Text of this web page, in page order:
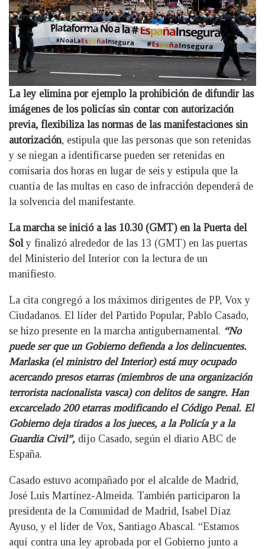
La ley elimina por ejemplo la prohibición de difundir las
imágenes de los policías sin contar con autorización
previa, flexibiliza las normas de las manifestaciones sin
autorización, estipula que las personas que son retenidas
y se niegan a identificarse pueden ser retenidas en
comisaria dos horas en lugar de seis y estipula que la
cuantía de las multas en caso de infracción dependerá de
la solvencia del manifestante.
La marcha se inició a las 10.30 (GMT) en la Puerta del
Soly finalizó alrededor de las 13 (GMT) en las puertas
del Ministerio del Interior con la lectura de un
manifiesto.
La cita congregó a los máximos dirigentes de PP, Vox y
Ciudadanos. El líder del Partido Popular, Pablo Casado,
se hizo presente en la marcha antigubernamental. “No
puede ser que un Gobierno defienda a los delincuentes.
Marlaska (el ministro del Interior) está muy ocupado
acercando presos etarras (miembros de una organización
terrorista nacionalista vasca) con delitos de sangre. Han
excarcelado 200 etarras modificando el Código Penal. El
Gobierno deja tirados a los jueces, a la Policía y a la
Guardia Civil”, dijo Casado, según el diario ABC de
España.
Casado estuvo acompañado por el alcalde de Madrid,
José Luis Martínez-Almeida. También participaron la
presidenta de la Comunidad de Madrid, Isabel Díaz
Ayuso, y el líder de Vox, Santiago Abascal. “Estamos
aquí contra una ley aprobada por el Gobierno junto a